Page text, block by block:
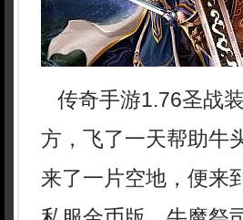
传奇手游1.76圣战
方，飞了一天帮助
来了一片空地，便来